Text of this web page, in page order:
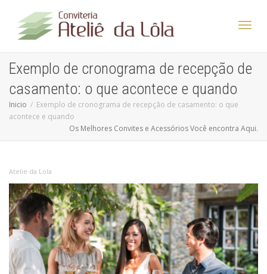
Exemplo de cronograma de recepção de
casamento: o que acontece e quando
Inicio
Exemplo de cronograma de recepção de casamento: o que
acontece e quando
Os Melhores Convites e Acessórios Você encontra Aqui.
Atelie da Lola